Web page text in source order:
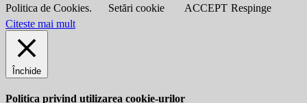
Politica de Cookies.
Setări cookie ACCEPT Respinge
Citeste mai mult
Închide
Politica privind utilizarea cookie-urilor